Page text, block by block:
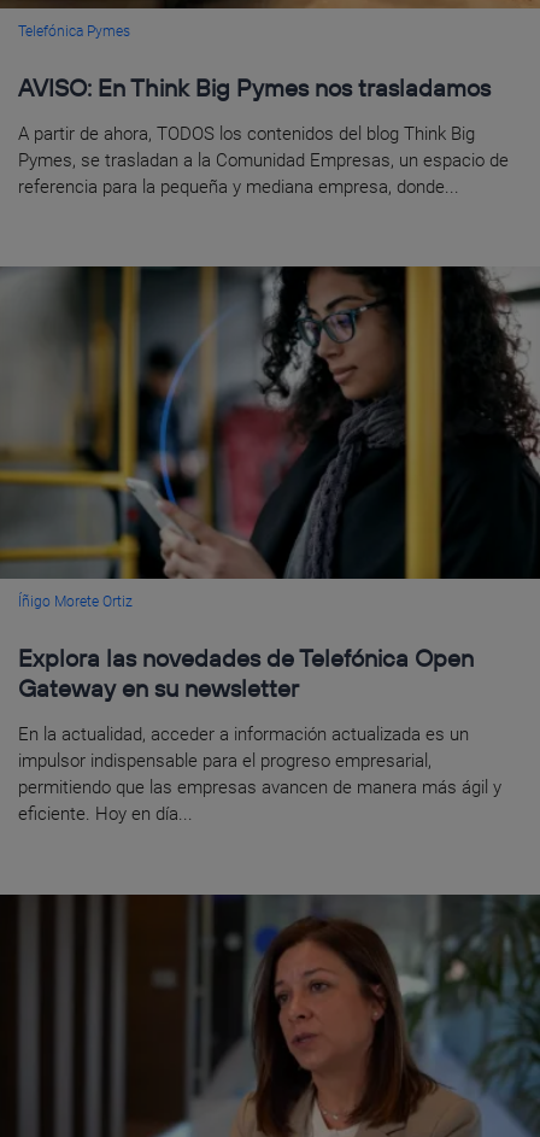
Telefónica Pymes
AVISO: En Think Big Pymes nos trasladamos
A partir de ahora, TODOS los contenidos del blog Think Big
Pymes, se trasladan a la Comunidad Empresas, un espacio de
referencia para la pequeña y mediana empresa, donde...
Íñigo Morete Ortiz
Explora las novedades de Telefónica Open
Gateway en su newsletter
En la actualidad, acceder a información actualizada es un
impulsor indispensable para el progreso empresarial,
permitiendo que las empresas avancen de manera más ágil y
eficiente. Hoy en día...